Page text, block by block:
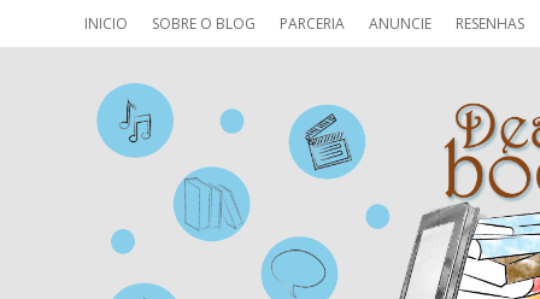
INICIO SOBRE O BLOG PARCERIA ANUNCIE RESENHAS